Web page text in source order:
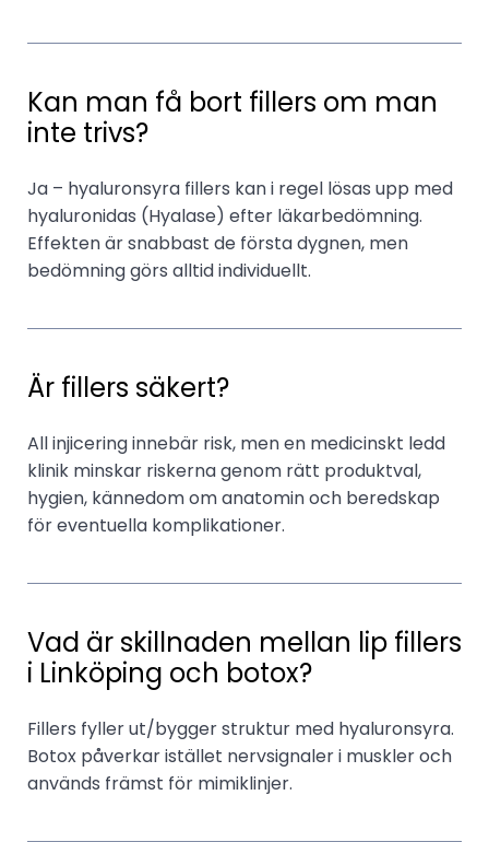
Kan man få bort fillers om man
inte trivs?
Ja – hyaluronsyra fillers kan i regel lösas upp med
hyaluronidas (Hyalase) efter läkarbedömning.
Effekten är snabbast de första dygnen, men
bedömning görs alltid individuellt.
Är fillers säkert?
All injicering innebär risk, men en medicinskt ledd
klinik minskar riskerna genom rätt produktval,
hygien, kännedom om anatomin och beredskap
för eventuella komplikationer.
Vad är skillnaden mellan lip fillers
i Linköping och botox?
Fillers fyller ut/bygger struktur med hyaluronsyra.
Botox påverkar istället nervsignaler i muskler och
används främst för mimiklinjer.